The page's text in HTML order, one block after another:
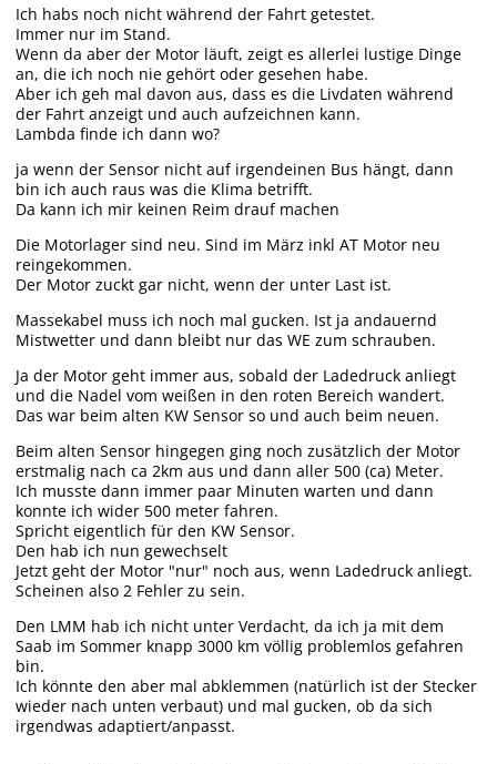
Ich habs noch nicht während der Fahrt getestet.
Immer nur im Stand.
Wenn da aber der Motor läuft, zeigt es allerlei lustige Dinge
an, die ich noch nie gehört oder gesehen habe.
Aber ich geh mal davon aus, dass es die Livdaten während
der Fahrt anzeigt und auch aufzeichnen kann.
Lambda finde ich dann wo?
ja wenn der Sensor nicht auf irgendeinen Bus hängt, dann
bin ich auch raus was die Klima betrifft.
Da kann ich mir keinen Reim drauf machen
Die Motorlager sind neu. Sind im März inkl AT Motor neu
reingekommen.
Der Motor zuckt gar nicht, wenn der unter Last ist.
Massekabel muss ich noch mal gucken. Ist ja andauernd
Mistwetter und dann bleibt nur das WE zum schrauben.
Ja der Motor geht immer aus, sobald der Ladedruck anliegt
und die Nadel vom weißen in den roten Bereich wandert.
Das war beim alten KW Sensor so und auch beim neuen.
Beim alten Sensor hingegen ging noch zusätzlich der Motor
erstmalig nach ca 2km aus und dann aller 500 (ca) Meter.
Ich musste dann immer paar Minuten warten und dann
konnte ich wider 500 meter fahren.
Spricht eigentlich für den KW Sensor.
Den hab ich nun gewechselt
Jetzt geht der Motor "nur" noch aus, wenn Ladedruck anliegt.
Scheinen also 2 Fehler zu sein.
Den LMM hab ich nicht unter Verdacht, da ich ja mit dem
Saab im Sommer knapp 3000 km völlig problemlos gefahren
bin.
Ich könnte den aber mal abklemmen (natürlich ist der Stecker
wieder nach unten verbaut) und mal gucken, ob da sich
irgendwas adaptiert/anpasst.